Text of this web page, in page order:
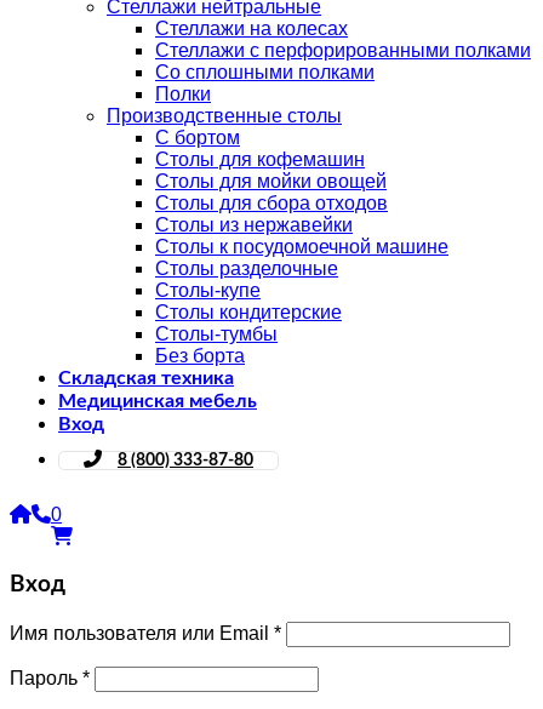
Стеллажи нейтральные
Стеллажи на колесах
Стеллажи с перфорированными полками
Со сплошными полками
Полки
Производственные столы
С бортом
Столы для кофемашин
Столы для мойки овощей
Столы для сбора отходов
Столы из нержавейки
Столы к посудомоечной машине
Столы разделочные
Столы-купе
Столы кондитерские
Столы-тумбы
Без борта
Складская техника
Медицинская мебель
Вход
8 (800) 333-87-80
0
Вход
Имя пользователя или Email *
Пароль *